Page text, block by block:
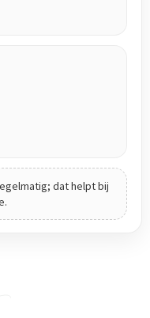
dat helpt bij